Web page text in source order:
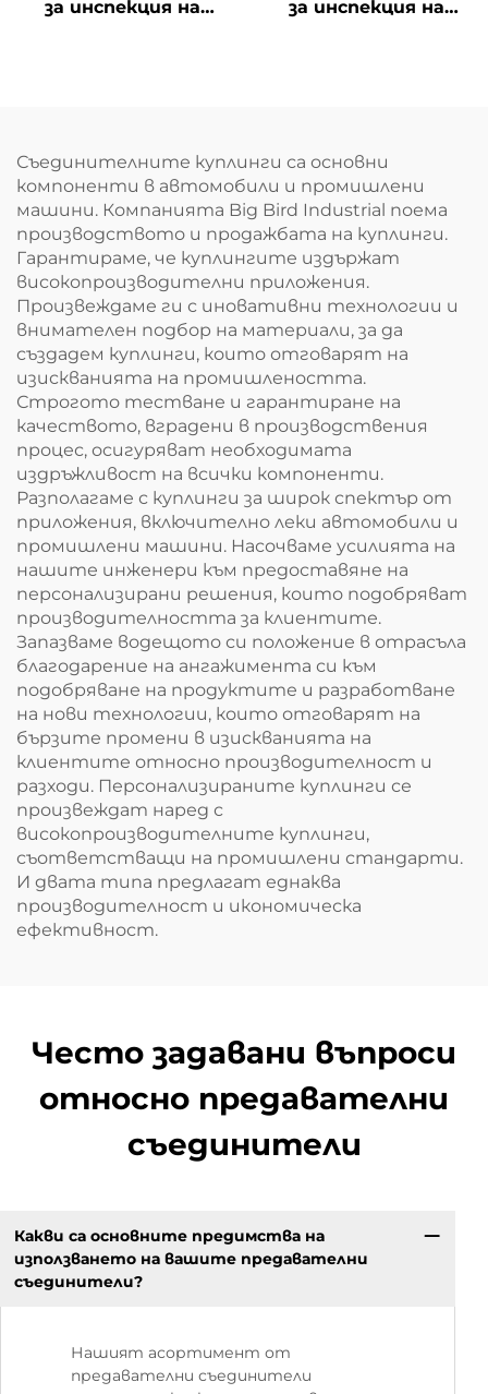
за инспекция на
за инспекция на
Съединителните куплинги са основни
компоненти в автомобили и промишлени
машини. Компанията Big Bird Industrial поема
производството и продажбата на куплинги.
Гарантираме, че куплингите издържат
високопроизводителни приложения.
Произвеждаме ги с иновативни технологии и
внимателен подбор на материали, за да
създадем куплинги, които отговарят на
изискванията на промишлеността.
Строгото тестване и гарантиране на
качеството, вградени в производствения
процес, осигуряват необходимата
издръжливост на всички компоненти.
Разполагаме с куплинги за широк спектър от
приложения, включително леки автомобили и
промишлени машини. Насочваме усилията на
нашите инженери към предоставяне на
персонализирани решения, които подобряват
производителността за клиентите.
Запазваме водещото си положение в отрасъла
благодарение на ангажимента си към
подобряване на продуктите и разработване
на нови технологии, които отговарят на
бързите промени в изискванията на
клиентите относно производителност и
разходи. Персонализираните куплинги се
произвеждат наред с
високопроизводителните куплинги,
съответстващи на промишлени стандарти.
И двата типа предлагат еднаква
производителност и икономическа
ефективност.
Често задавани въпроси
относно предавателни
съединители
Какви са основните предимства на
използването на вашите предавателни
съединители?
Нашият асортимент от
предавателни съединители